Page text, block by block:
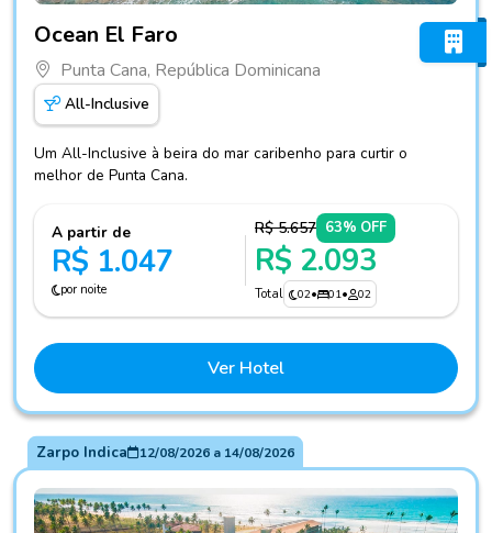
Ocean El Faro
Punta Cana, República Dominicana
All-Inclusive
Um All-Inclusive à beira do mar caribenho para curtir o
melhor de Punta Cana.
A partir de
R$ 1.047
por noite
R$ 5.657 63% OFF
R$ 2.093
Total 02• 01• 02
Ver Hotel
Zarpo Indica 12/08/2026a 14/08/2026